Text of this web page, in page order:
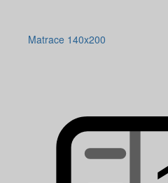
Matrace 140x200